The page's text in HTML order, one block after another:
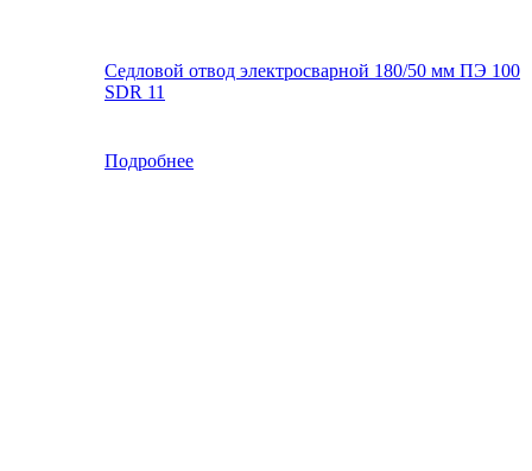
Седловой отвод электросварной 180/50 мм ПЭ 100
SDR 11
Подробнее